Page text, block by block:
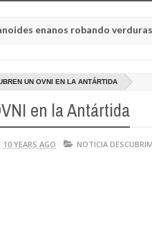
robando verduras de sus
UN OVNI EN LA ANTÁRTIDA
en la Antártida
10 YEARS AGO NOTICIA